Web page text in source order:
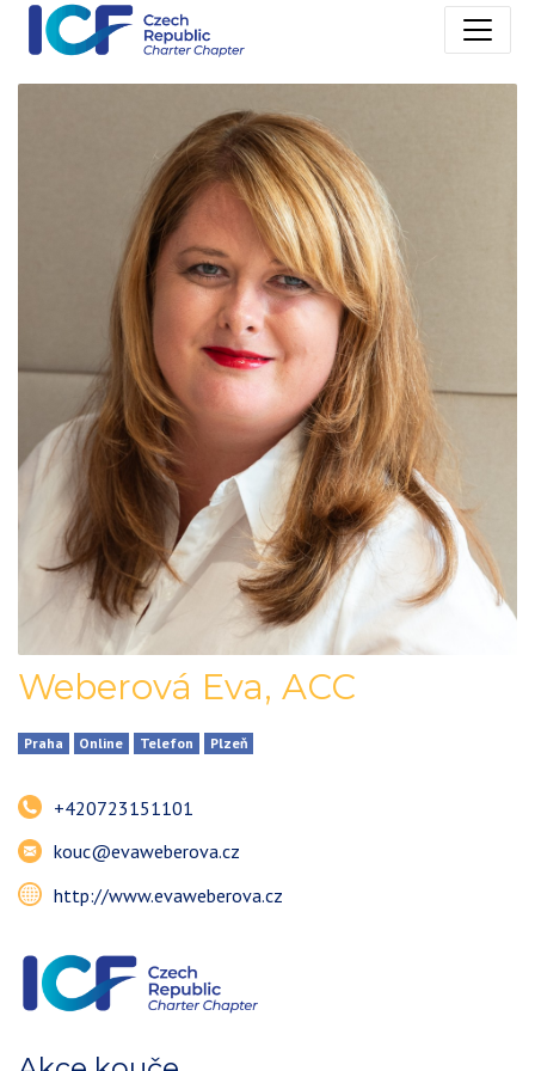
Weberová Eva, ACC
Praha Online Telefon Plzeň
+420723151101
kouc@evaweberova.cz
http://www.evaweberova.cz